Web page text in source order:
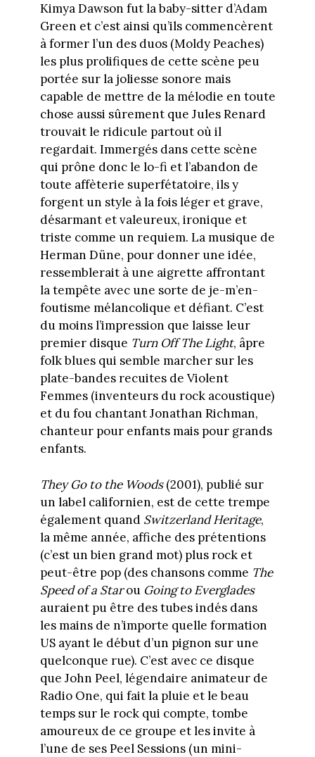
Kimya Dawson fut la baby-sitter d’Adam
Green et c’est ainsi qu’ils commencèrent
à former l’un des duos (Moldy Peaches)
les plus prolifiques de cette scène peu
portée sur la joliesse sonore mais
capable de mettre de la mélodie en toute
chose aussi sûrement que Jules Renard
trouvait le ridicule partout où il
regardait. Immergés dans cette scène
qui prône donc le lo-fi et l’abandon de
toute affèterie superfétatoire, ils y
forgent un style à la fois léger et grave,
désarmant et valeureux, ironique et
triste comme un requiem. La musique de
Herman Düne, pour donner une idée,
ressemblerait à une aigrette affrontant
la tempête avec une sorte de je-m’en-
foutisme mélancolique et défiant. C’est
du moins l’impression que laisse leur
premier disque Turn Off The Light, âpre
folk blues qui semble marcher sur les
plate-bandes recuites de Violent
Femmes (inventeurs du rock acoustique)
et du fou chantant Jonathan Richman,
chanteur pour enfants mais pour grands
enfants.
They Go to the Woods(2001), publié sur
un label californien, est de cette trempe
également quand Switzerland Heritage,
la même année, affiche des prétentions
(c’est un bien grand mot) plus rock et
peut-être pop (des chansons comme The
Speed of a Starou Going to Everglades
auraient pu être des tubes indés dans
les mains de n’importe quelle formation
US ayant le début d’un pignon sur une
quelconque rue). C’est avec ce disque
que John Peel, légendaire animateur de
Radio One, qui fait la pluie et le beau
temps sur le rock qui compte, tombe
amoureux de ce groupe et les invite à
l’une de ses Peel Sessions (un mini-